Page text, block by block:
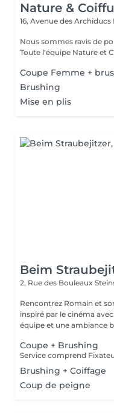
Nature &
16, Avenue des Archiducs
Nous sommes ravis de
Toute l'équipe Nature et
Coupe Femme +
Brushing
Mise en plis
Beim
2, Rue des Bouleaux
Rencontrez Romain et
inspiré par le cinéma avec un
équipe et une ambiance
Coupe + Brushing
Brushing + Coiffage
Coup de peigne